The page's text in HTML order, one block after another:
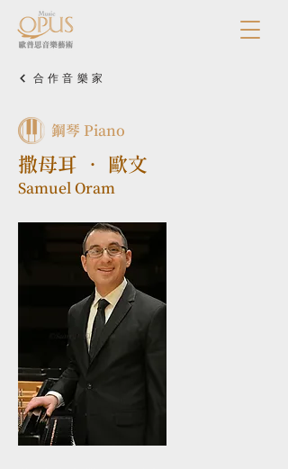
合作音樂家
鋼琴 Piano
撒母耳 • 歐文
Samuel Oram